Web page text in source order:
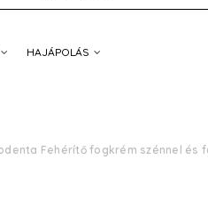
HAJÁPOLÁS
Fehérítő fogkrém szénnel és